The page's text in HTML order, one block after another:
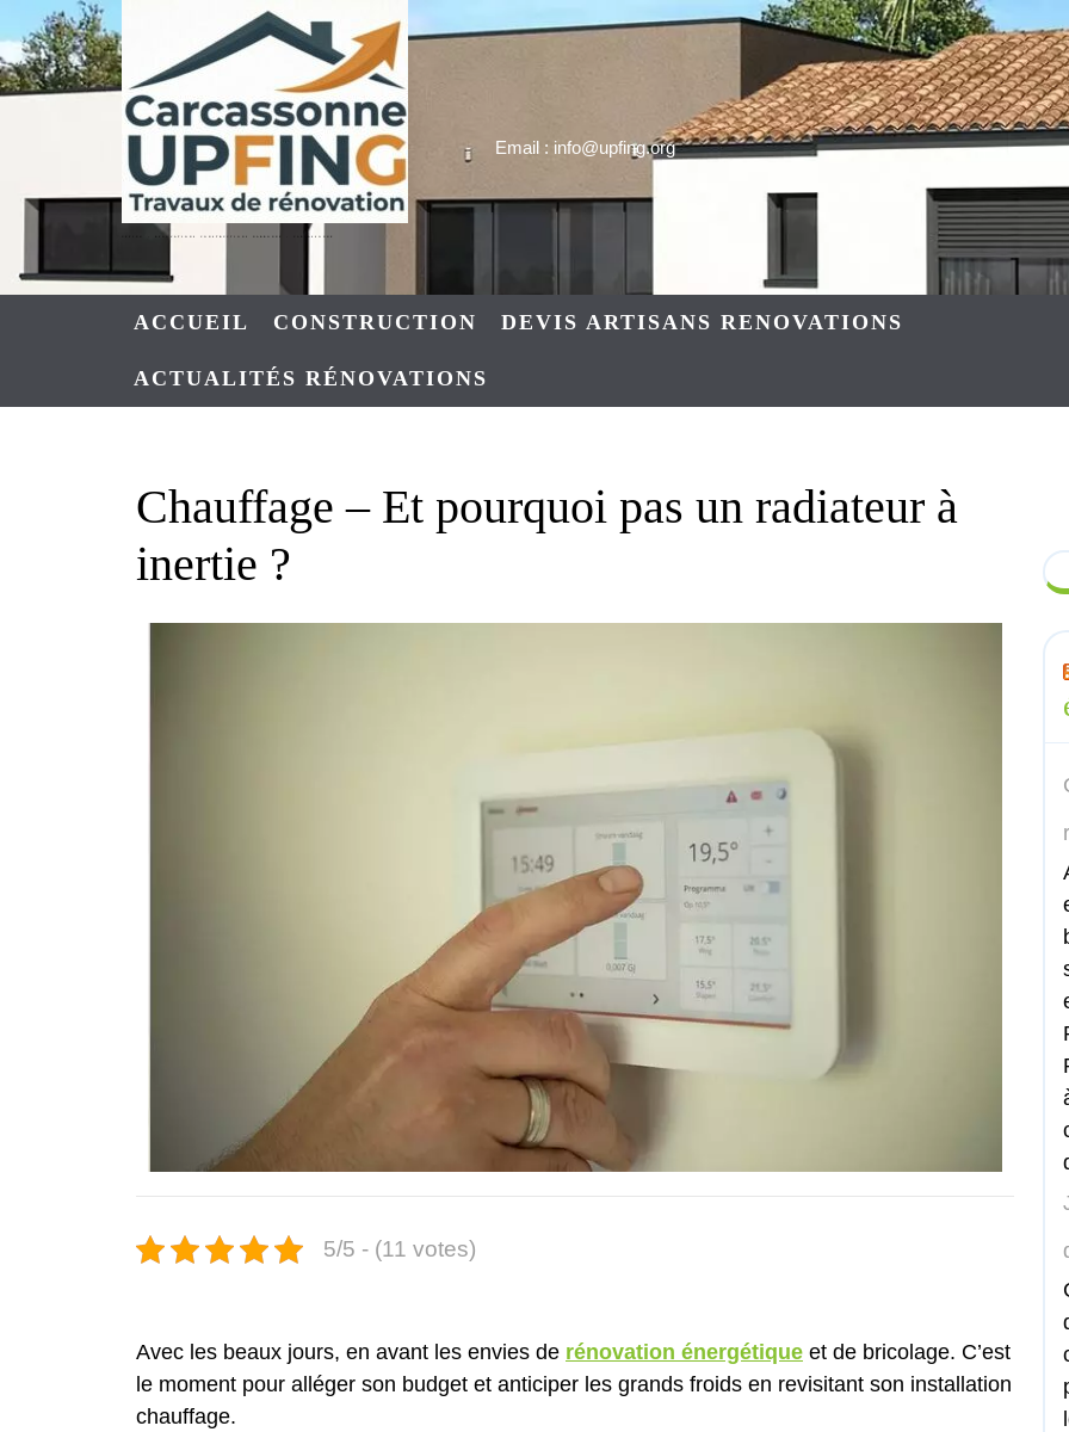
to
content
Email : info@upfing.org
ACCUEIL CONSTRUCTION DEVIS ARTISANS RENOVATIONS
ACTUALITÉS RÉNOVATIONS
Chauffage – Et pourquoi pas un radiateur à
inertie ?
5/5 - (11 votes)
Avec les beaux jours, en avant les envies de rénovation énergétique et de bricolage. C’est
le moment pour alléger son budget et anticiper les grands froids en revisitant son installation
chauffage.